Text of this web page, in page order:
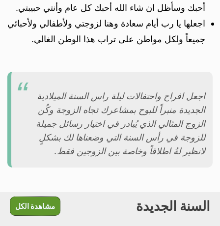
أحبك وسأظل ان شاء الله أحبك كل عام وأنتي حبيبتي.
اجعلها يا رب أيام سعادة وهنا لزوجتي ولأطفالي ولأحبائي
جميعاً ولكل مواطن على تراب هذا الوطن الغالي.
اجعل افراح واحتفالات ليلة راس السنة الميلادية
الجديدة منبراً للبوح بمشاعرك تجاه الزوجة وكُن
الزوج المثالي الذي يُبادر في اختيار رسائل جميلة
للزوجة في رأس السنة التي وضعناها لك بشكلٍ
لانظير لةُ اطلاقاً وخاصة بين الزوجين فقط.
السنة الجديدة مشاهدة الكل